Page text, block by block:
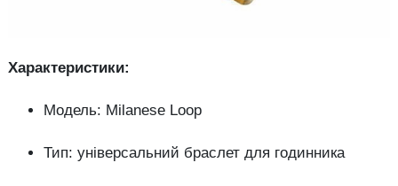
Характеристики:
Модель: Milanese Loop
Тип: універсальний браслет для годинника